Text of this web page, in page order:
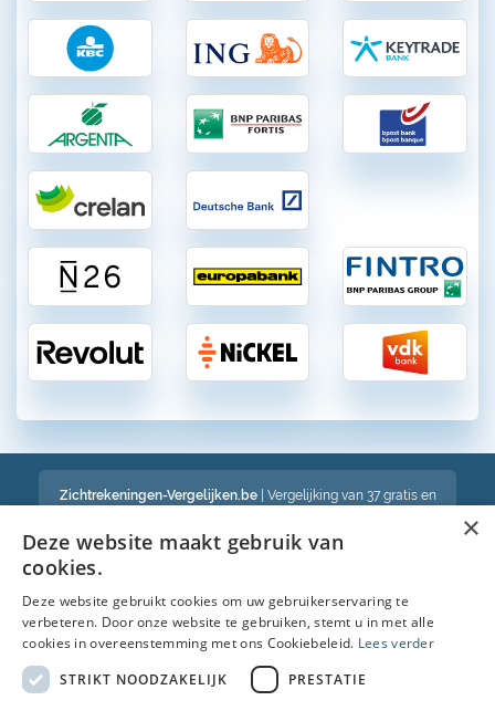
Zichtrekeningen-Vergelijken.be| Vergelijking van 37 gratis en
Een volledig onafhankelijke vergelijking van gratis en betalende
bankrekeningen in België
Bekijk ook :
Spaarrekening
×
Deze website maakt gebruik van
cookies.
Deze website gebruikt cookies om uw gebruikerservaring te
verbeteren. Door onze website te gebruiken, stemt u in met alle
cookies in overeenstemming met ons Cookiebeleid. Lees verder
STRIKT NOODZAKELIJK
PRESTATIE